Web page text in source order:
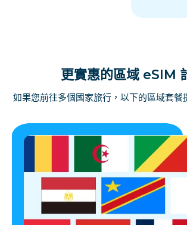
更實惠的區域 eSIM
如果您前往多個國家旅行，以下的區域套餐